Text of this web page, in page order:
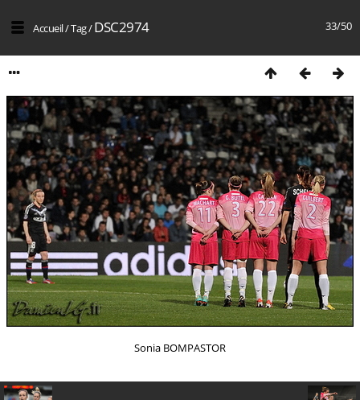
33/50
Accueil/Tag/DSC2974
Sonia BOMPASTOR